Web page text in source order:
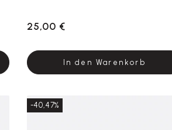
25,00 €
In den Warenkorb
-40,47%